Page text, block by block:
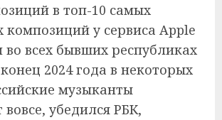
в топ-10 самых
у сервиса Apple
во всех бывших республиках
2024 года в некоторых
музыканты
вовсе, убедился РБК,